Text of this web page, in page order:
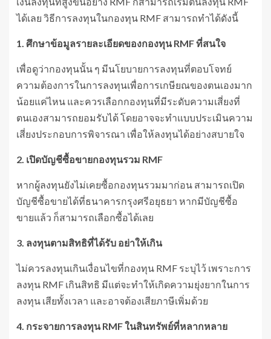
ได้เลย วิธีการลงทุนในกองทุน RMF สามารถทำได้ดังนี้
1. ศึกษาข้อมูลรายละเอียดของกองทุน RMF ที่สนใจ
เพื่อดูว่ากองทุนนั้น ๆ มีนโยบายการลงทุนที่ตอบโจทย์
ความต้องการในการลงทุนเพื่อการเกษียณของตนเองมาก
น้อยแค่ไหน และควรเลือกกองทุนที่มีระดับความเสี่ยงที่
ตนเองสามารถยอมรับได้ โดยอาจจะทำแบบประเมินความ
เสี่ยงประกอบการพิจารณา เพื่อให้ลงทุนได้อย่างสบายใจ
2. เปิดบัญชีซื้อขายกองทุนรวม RMF
หากผู้ลงทุนยังไม่เคยซื้อกองทุนรวมมาก่อน สามารถเปิด
บัญชีซื้อขายได้ที่ธนาคารกรุงศรีอยุธยา หากมีบัญชีซื้อ
ขายแล้ว ก็สามารถเลือกซื้อได้เลย
3. ลงทุนตามสิทธิที่ได้รับ อย่าให้เกิน
ไม่ควรลงทุนเกินเงื่อนไขที่กองทุน RMF ระบุไว้ เพราะการ
ลงทุน RMF เกินสิทธิ มีแต่จะทำให้เกิดความยุ่งยากในการ
ลงทุน เสียทั้งเวลา และอาจต้องเสียภาษีเพิ่มด้วย
4. กระจายการลงทุน RMF ในสินทรัพย์ที่หลากหลาย